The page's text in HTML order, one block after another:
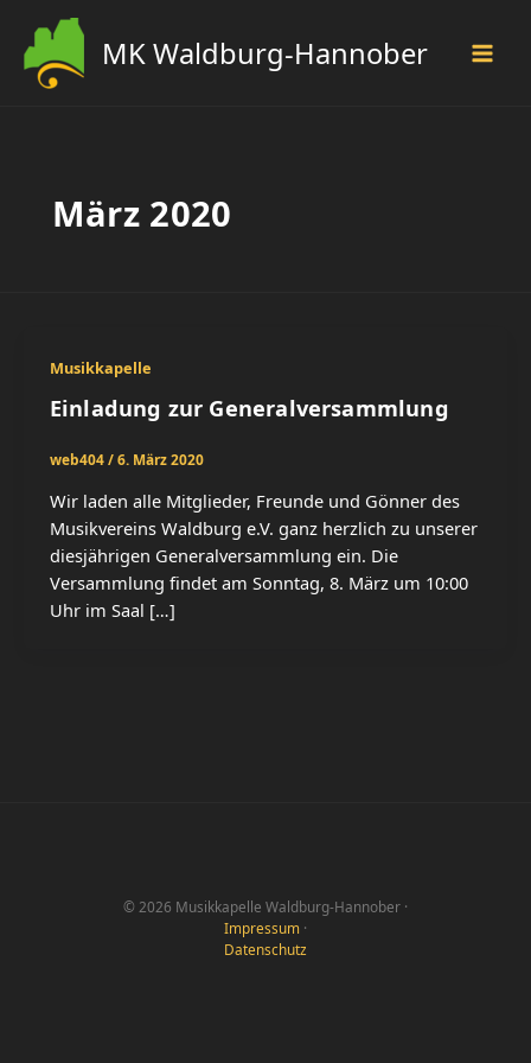
Inhalt
springen
MK Waldburg-Hannober
März 2020
Musikkapelle
Einladung zur Generalversammlung
web404/6. März 2020
Wir laden alle Mitglieder, Freunde und Gönner des
Musikvereins Waldburg e.V. ganz herzlich zu unserer
diesjährigen Generalversammlung ein. Die
Versammlung findet am Sonntag, 8. März um 10:00
Uhr im Saal […]
© 2026 Musikkapelle Waldburg-Hannober ·
Impressum ·
Datenschutz